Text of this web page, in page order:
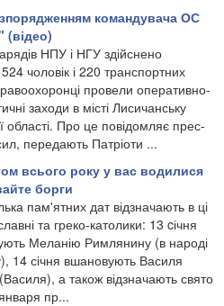
командувача ОС
(відео)
НПУ і НГУ здійснено
чоловік і 220 транспортних
провели оперативно-
заходи в місті Лисичанську
області. Про це повідомляє прес-
передають Патріоти ...
всього року у вас водилися
борги
пам'ятних дат відзначають в ці
та греко-католики: 13 cічня
Меланію Римлянину (в народі
14 січня вшановують Василя
а також відзначають свято
пр...